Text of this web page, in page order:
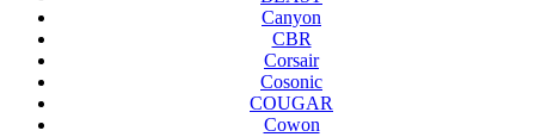
Canyon
CBR
Corsair
Cosonic
COUGAR
Cowon